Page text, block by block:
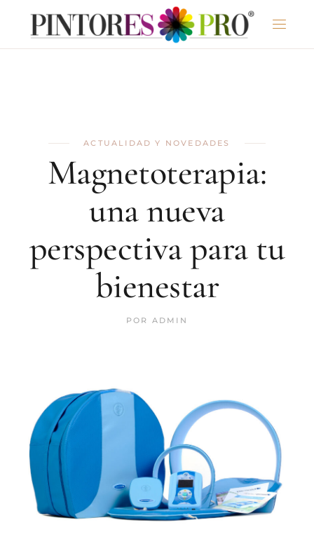
ACTUALIDAD Y NOVEDADES
Magnetoterapia:
una nueva
perspectiva para tu
bienestar
POR ADMIN